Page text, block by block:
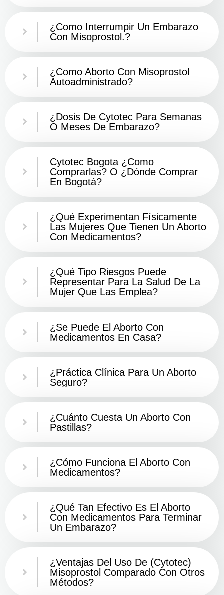
¿como Interrumpir Un Embarazo
Con Misoprostol.?
¿Como Aborto Con Misoprostol
Autoadministrado?
¿Dosis De Cytotec Para Semanas
O Meses De Embarazo?
Cytotec Bogota ¿Como
Comprarlas? O ¿Dónde Comprar
En Bogotá?
¿Qué Experimentan Físicamente
Las Mujeres Que Tienen Un Aborto
Con Medicamentos?
¿Qué Tipo Riesgos Puede
Representar Para La Salud De La
Mujer Que Las Emplea?
¿Se Puede El Aborto Con
Medicamentos En Casa?
¿Práctica Clínica Para Un Aborto
Seguro?
¿Cuánto Cuesta Un Aborto Con
Pastillas?
¿Cómo Funciona El Aborto Con
Medicamentos?
¿Qué Tan Efectivo Es El Aborto
Con Medicamentos Para Terminar
Un Embarazo?
¿Ventajas Del Uso De (Cytotec)
Misoprostol Comparado Con Otros
Métodos?